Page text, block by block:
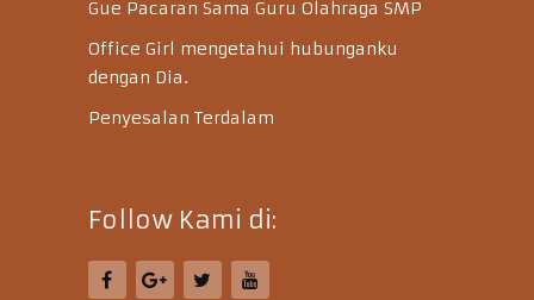
Gue Pacaran Sama Guru Olahraga SMP
Office Girl mengetahui hubunganku
dengan Dia.
Penyesalan Terdalam
Follow Kami di: